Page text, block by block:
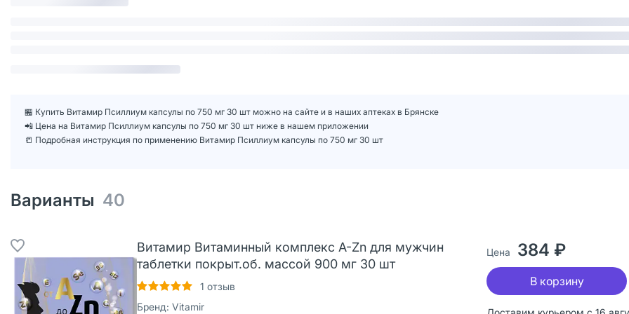
🏪 Купить Витамир Псиллиум капсулы по 750 мг 30 шт можно на сайте и в наших аптеках в Брянске
📲 Цена на Витамир Псиллиум капсулы по 750 мг 30 шт ниже в нашем приложении
📒 Подробная инструкция по применению Витамир Псиллиум капсулы по 750 мг 30 шт
Варианты 40
Витамир Витаминный комплекс A-Zn для мужчин
таблетки покрыт.об. массой 900 мг 30 шт
1 отзыв
Бренд: Vitamir
Цена 384 ₽
В корзину